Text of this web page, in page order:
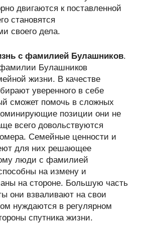
двигаются к поставленной
становятся
своего дела.
с фамилией Булашников.
Булашников
жизни. В качестве
уверенного в себе
сможет помочь в сложных
позиции они не
всего довольствуются
Семейные ценности и
для них решающее
люди с фамилией
на измену и
на стороне. Большую часть
они взваливают на свои
нуждаются в регулярном
спутника жизни.